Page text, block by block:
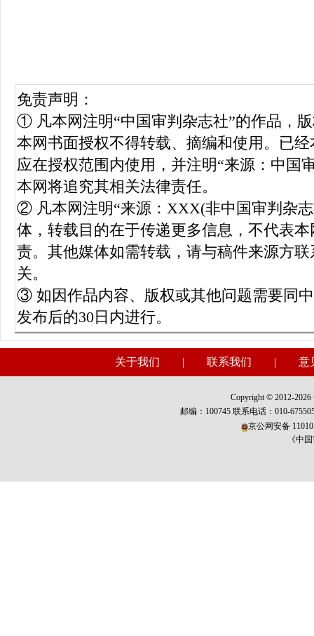
免责声明：
① 凡本网注明“中国审判杂志社”的作品，
本网书面授权不得转载、摘编和使用。已
应在授权范围内使用，并注明“来源：中国
本网将追究其相关法律责任。
② 凡本网注明“来源：XXX(非中国审判杂
体，转载目的在于传递更多信息，不代表
责。其他媒体如需转载，请与稿件来源方
关。
③ 如因作品内容、版权或其他问题需要同
发布后的30日内进行。
关于我们 | 联系我们 | 意
Copyright © 2012-2026
邮编：100745 联系电话：010-
京公网安备
《中